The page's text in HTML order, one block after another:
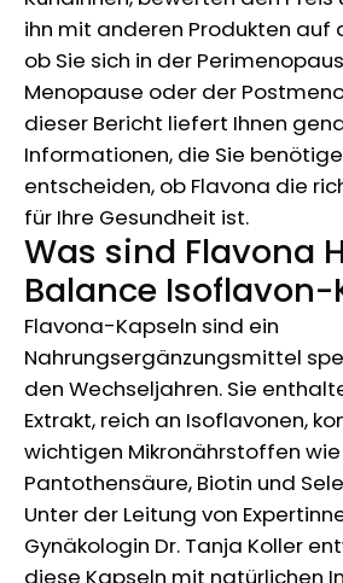
ihn mit anderen Produkten auf
ob Sie sich in der
Menopause oder der
dieser Bericht liefert Ihnen
Informationen, die Sie
entscheiden, ob Flavona die
für Ihre Gesundheit ist.
Was sind Flavona
Balance Isoflavon-
Flavona-Kapseln sind ein
Nahrungsergänzungsmittel
den Wechseljahren. Sie
Extrakt, reich an Isoflavonen,
wichtigen Mikronährstoffen wie
Pantothensäure, Biotin und
Unter der Leitung von
Gynäkologin Dr. Tanja Koller
diese Kapseln mit natürlichen